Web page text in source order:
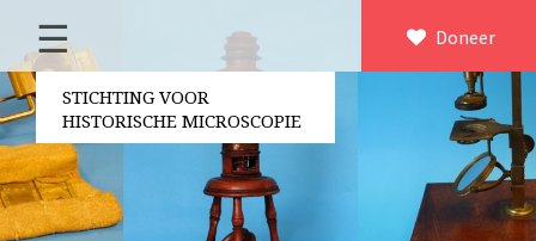
×
Home
Over ons
Contact
Bestuur
Vrijwilligers
Doneer
☰
STICHTING VOOR
HISTORISCHE MICROSCOPIE